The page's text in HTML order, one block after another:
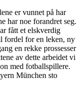
er vunnet på har
har noe forandret seg.
fått et elskverdig
fordel for en leken, ny
en rekke prossesser
av dette arbeidet vi
med fotballspillere.
München sto